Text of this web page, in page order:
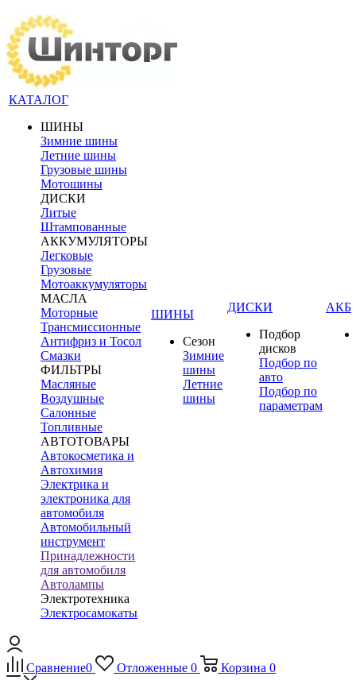
КАТАЛОГ
ШИНЫ
Зимние шины
Летние шины
Грузовые шины
Мотошины
ДИСКИ
Литые
Штампованные
АККУМУЛЯТОРЫ
Легковые
Грузовые
Мотоаккумуляторы
МАСЛА
Моторные
Трансмиссионные
Антифриз и Тосол
Смазки
ФИЛЬТРЫ
Масляные
Воздушные
Салонные
Топливные
АВТОТОВАРЫ
Автокосметика и
Автохимия
Электрика и
электроника для
автомобиля
Автомобильный
инструмент
Принадлежности
для автомобиля
Автолампы
Электротехника
Электросамокаты
ШИНЫ
Сезон
Зимние
шины
Летние
шины
ДИСКИ
Подбор
дисков
Подбор по
авто
Подбор по
параметрам
АКБ
Сравнение0 Отложенные 0 Корзина 0